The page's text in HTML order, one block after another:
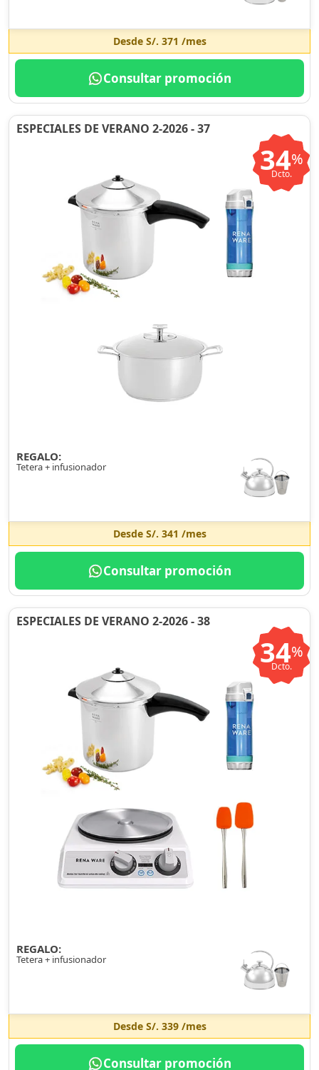
Desde S/. 371 /mes
Consultar promoción
ESPECIALES DE VERANO 2-2026 - 37
34%
Dcto.
REGALO:
Tetera + infusionador
Desde S/. 341 /mes
Consultar promoción
ESPECIALES DE VERANO 2-2026 - 38
34%
Dcto.
REGALO:
Tetera + infusionador
Desde S/. 339/mes
Consultar promoción